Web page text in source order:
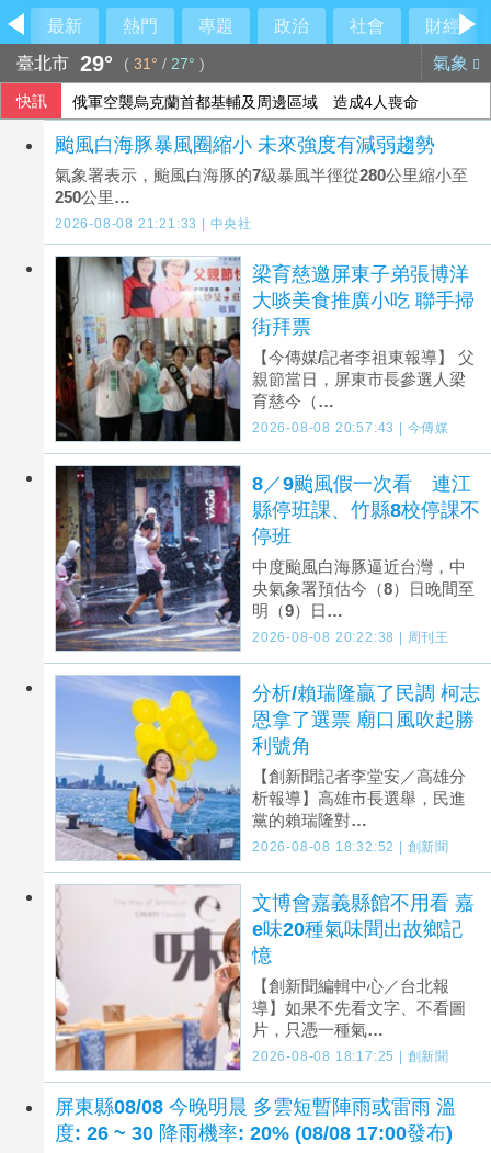
最新 熱門 專題 政治 社會
財經
臺北市 29° ( 31° / 27° ) 氣象
快訊 今彩539第115192期 頭獎1注中獎
俄軍空襲烏克蘭首都基輔及周邊區域 造成4人喪命
颱風白海豚暴風圈縮小 未來強度有減弱趨勢
氣象署表示，颱風白海豚的7級暴風半徑從280公里縮小至
250公里…
2026-08-08 21:21:33 | 中央社
梁育慈邀屏東子弟張博洋
大啖美食推廣小吃 聯手掃
街拜票
【今傳媒/記者李祖東報導】 父
親節當日，屏東市長參選人梁
育慈今（…
2026-08-08 20:57:43 | 今傳媒
8／9颱風假一次看 連江
縣停班課、竹縣8校停課不
停班
中度颱風白海豚逼近台灣，中
央氣象署預估今（8）日晚間至
明（9）日…
2026-08-08 20:22:38 | 周刊王
分析/賴瑞隆贏了民調 柯志
恩拿了選票 廟口風吹起勝
利號角
【創新聞記者李堂安／高雄分
析報導】高雄市長選舉，民進
黨的賴瑞隆對…
2026-08-08 18:32:52 | 創新聞
文博會嘉義縣館不用看 嘉
e味20種氣味聞出故鄉記
憶
【創新聞編輯中心／台北報
導】如果不先看文字、不看圖
片，只憑一種氣…
2026-08-08 18:17:25 | 創新聞
屏東縣08/08 今晚明晨 多雲短暫陣雨或雷雨 溫
度: 26 ~ 30 降雨機率: 20% (08/08 17:00發布)